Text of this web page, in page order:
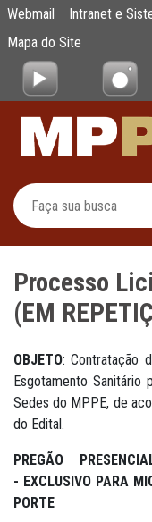
Pular para o Conteúdo
Processo
Webmail Intranet e
Mapa do Site
Processo
(EM
OBJETO: Contratação
Esgotamento
Sedes do MPPE, de
do Edital.
PREGÃO
- EXCLUSIVO PARA
PORTE